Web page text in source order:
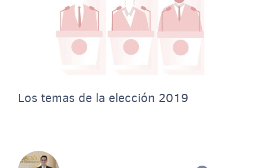
Los temas de la elección 2019